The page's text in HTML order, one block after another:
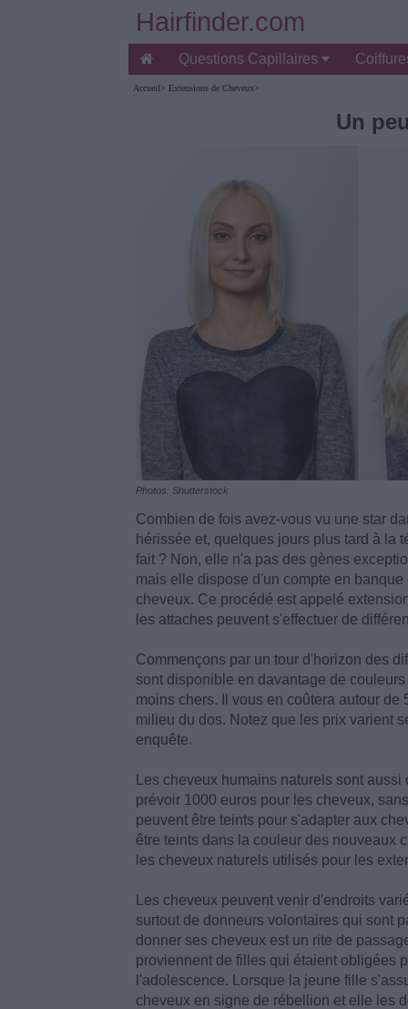
Hairfinder.com
Questions Capillaires
Accueil> Extensions de Cheveux>
Un
Photos: Shutterstock
Combien de fois avez-vous vu une star
hérissée et, quelques jours plus tard à la
fait ? Non, elle n'a pas des gènes
mais elle dispose d'un compte en
cheveux. Ce procédé est appelé
les attaches peuvent s'effectuer de
Commençons par un tour d'horizon des
sont disponible en davantage de
moins chers. Il vous en coûtera autour
milieu du dos. Notez que les prix varient
enquête.
Les cheveux humains naturels sont
prévoir 1000 euros pour les cheveux,
peuvent être teints pour s'adapter aux
être teints dans la couleur des nouveaux
les cheveux naturels utilisés pour les
Les cheveux peuvent venir d'endroits
surtout de donneurs volontaires qui sont
donner ses cheveux est un rite de
proviennent de filles qui étaient obligées
l'adolescence. Lorsque la jeune fille
cheveux en signe de rébellion et elle les